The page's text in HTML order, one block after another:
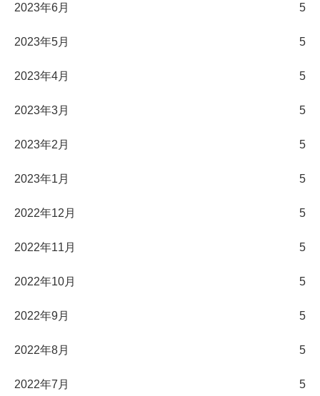
2023年6月 5
2023年5月 5
2023年4月 5
2023年3月 5
2023年2月 5
2023年1月 5
2022年12月 5
2022年11月 5
2022年10月 5
2022年9月 5
2022年8月 5
2022年7月 5